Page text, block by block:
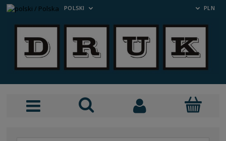
POLSKI PLN